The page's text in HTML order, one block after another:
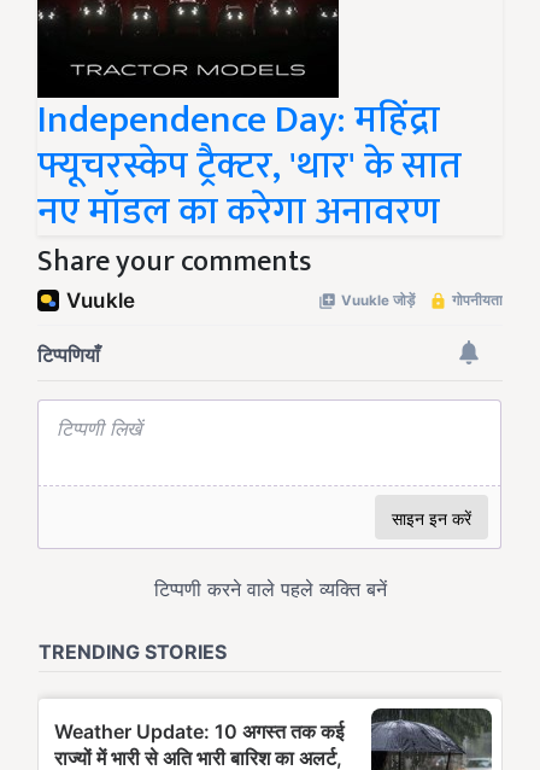
Independence Day: महिंद्रा
फ्यूचरस्केप ट्रैक्टर, 'थार' के सात
नए मॉडल का करेगा अनावरण
Share your comments